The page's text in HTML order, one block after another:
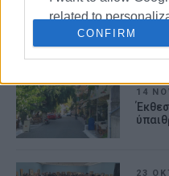
related to
I want to allow
authentication
prevention, and
CONFIRM
20
Τα
14
23